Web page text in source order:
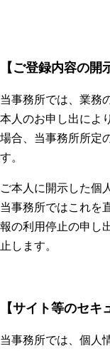
【ご登録内容の開
当事務所では、業務
本人のお申し出によ
場合、当事務所所定
す。
ご本人に開示した個
当事務所ではこれを
報の利用停止の申し
止します。
【サイト等のセキ
当事務所では、個人